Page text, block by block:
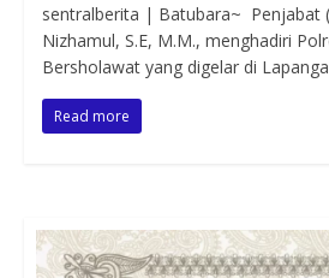
sentralberita | Batubara~ Penjabat
Nizhamul, S.E, M.M., menghadiri
Bersholawat yang digelar di
Read more